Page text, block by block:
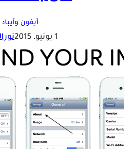
آيفون وآيباد
1 يونيو، 2015